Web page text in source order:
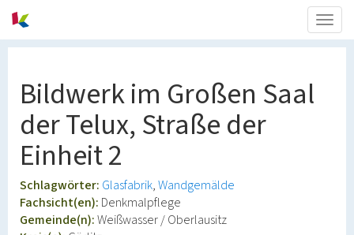
Bildwerk im Großen Saal
der Telux, Straße der
Einheit 2
Schlagwörter: Glasfabrik Wandgemälde
Fachsicht(en): Denkmalpflege
Gemeinde(n):Weißwasser / Oberlausitz